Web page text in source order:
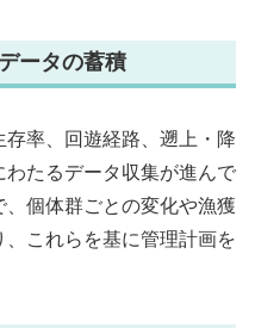
ータの蓄積
率、回遊経路、遡上・降
たるデータ収集が進んで
個体群ごとの変化や漁獲
これらを基に管理計画を